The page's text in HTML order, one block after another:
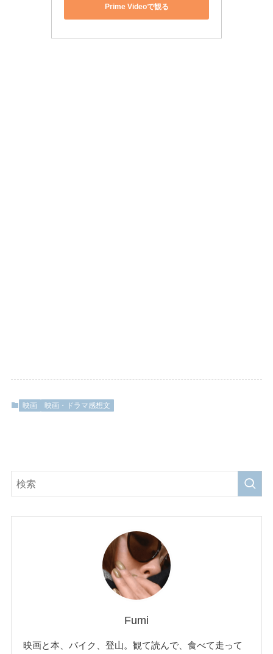
Prime Videoで観る
映画 映画・ドラマ感想文
Fumi
映画と本、バイク、登山。観て読んで、食べて走って